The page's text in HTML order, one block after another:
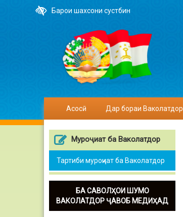
Барои шахсони сустбин
Асосӣ Дар бораи Ваколатдор
Муроҷиат ба Ваколатдор
Тартиби муроҷиат ба Ваколатдор
БА САВОЛҲОИ ШУМО
ВАКОЛАТДОР ҶАВОБ МЕДИҲАД